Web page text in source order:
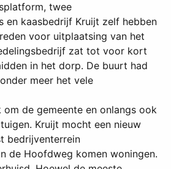
twee
en kaasbedrijf Kruijt zelf hebben
voor uitplaatsing van het
zat tot voor kort
in het dorp. De buurt had
meer het vele
de gemeente en onlangs ook
Kruijt mocht een nieuw
bedrijventerrein
de Hoofdweg komen woningen.